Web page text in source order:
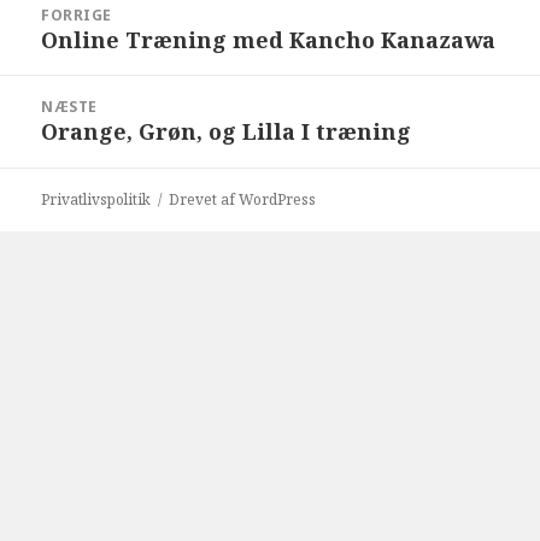
FORRIGE
Forrige
Online Træning med Kancho Kanazawa
NÆSTE
Næste
Orange, Grøn, og Lilla I træning
Privatlivspolitik Drevet af WordPress